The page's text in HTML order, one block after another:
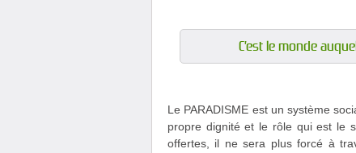
C’est le monde
Le PARADISME est un système
propre dignité et le rôle qui est le
offertes, il ne sera plus forcé à